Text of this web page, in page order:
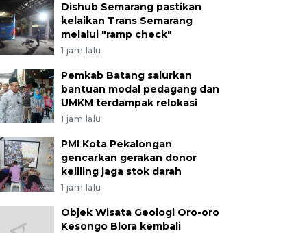
Dishub Semarang pastikan
kelaikan Trans Semarang
melalui "ramp check"
1 jam lalu
Pemkab Batang salurkan
bantuan modal pedagang dan
UMKM terdampak relokasi
1 jam lalu
PMI Kota Pekalongan
gencarkan gerakan donor
keliling jaga stok darah
1 jam lalu
Objek Wisata Geologi Oro-oro
Kesongo Blora kembali